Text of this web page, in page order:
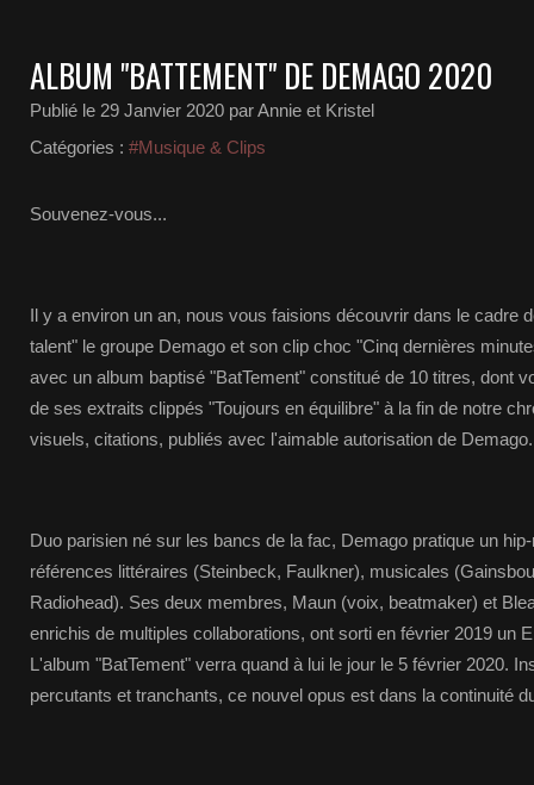
ALBUM "BATTEMENT" DE DEMAGO 2020
Publié le 29 Janvier 2020 par Annie et Kristel
Catégories : #Musique & Clips
Souvenez-vous...
Il y a environ un an, nous vous faisions découvrir dans le cadre
talent" le groupe Demago et son clip choc "Cinq dernières
avec un album baptisé "BatTement" constitué de 10 titres, dont
de ses extraits clippés "Toujours en équilibre" à la fin de notre
visuels, citations, publiés avec l'aimable autorisation de Demago.
Duo parisien né sur les bancs de la fac, Demago pratique un
références littéraires (Steinbeck, Faulkner), musicales
Radiohead). Ses deux membres, Maun (voix, beatmaker) et
enrichis de multiples collaborations, ont sorti en février 2019 un
L'album "BatTement" verra quand à lui le jour le 5 février 2020.
percutants et tranchants, ce nouvel opus est dans la continuité